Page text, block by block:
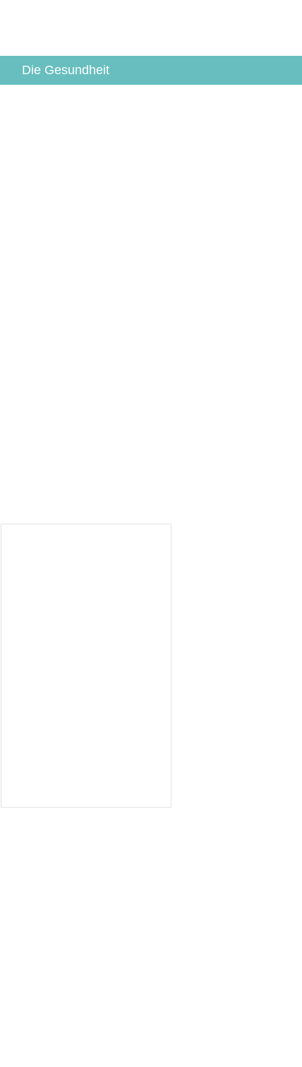
Die Gesundheit